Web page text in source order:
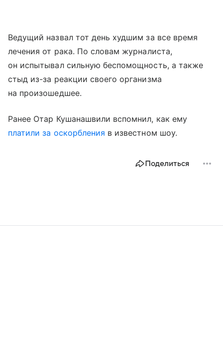
Ведущий назвал тот день худшим за все время
лечения от рака. По словам журналиста,
он испытывал сильную беспомощность, а также
стыд из-за реакции своего организма
на произошедшее.
Ранее Отар Кушанашвили вспомнил, как ему
платили за оскорбления в известном шоу.
Поделиться